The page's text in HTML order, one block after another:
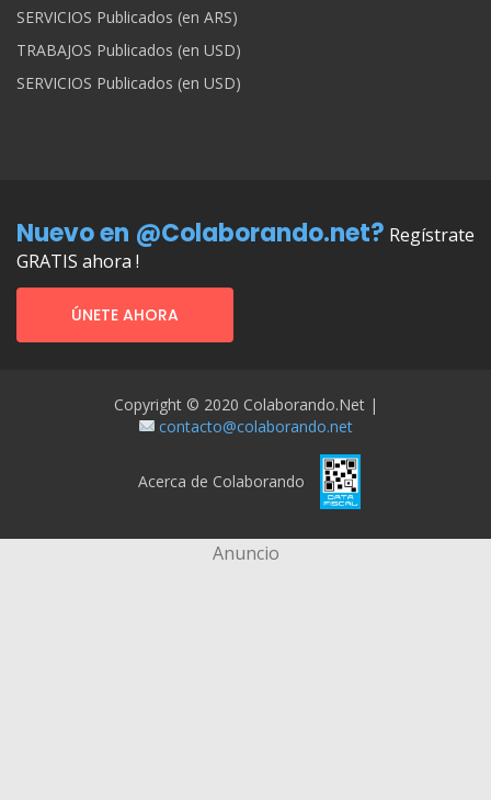
SERVICIOS Publicados (en ARS)
TRABAJOS Publicados (en USD)
SERVICIOS Publicados (en USD)
Nuevo en @Colaborando.net? Regístrate
GRATIS ahora !
ÚNETE AHORA
Copyright © 2020 Colaborando.net |
contacto@colaborando.net
Acerca de Colaborando
Anuncio